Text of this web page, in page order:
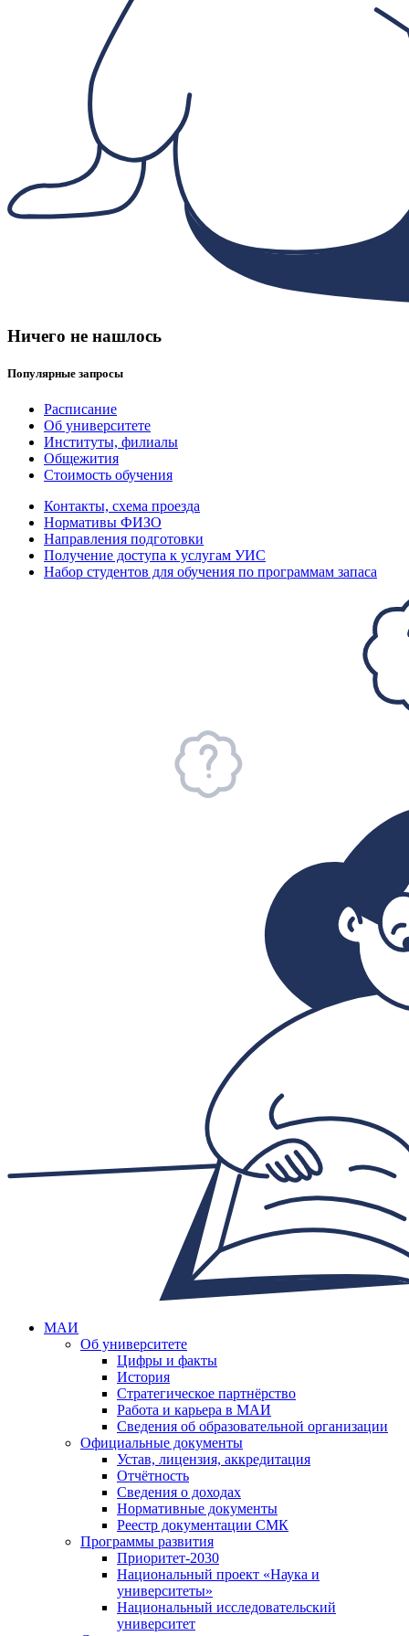
Ничего не нашлось
Популярные запросы
Расписание
Об университете
Институты, филиалы
Общежития
Стоимость обучения
Контакты, схема проезда
Нормативы ФИЗО
Направления подготовки
Получение доступа к услугам УИС
Набор студентов для обучения по программам запаса
МАИ
Об университете
Цифры и факты
История
Стратегическое партнёрство
Работа и карьера в МАИ
Сведения об образовательной организации
Официальные документы
Устав, лицензия, аккредитация
Отчётность
Сведения о доходах
Нормативные документы
Реестр документации СМК
Программы развития
Приоритет-2030
Национальный проект «Наука и
университеты»
Национальный исследовательский
университет